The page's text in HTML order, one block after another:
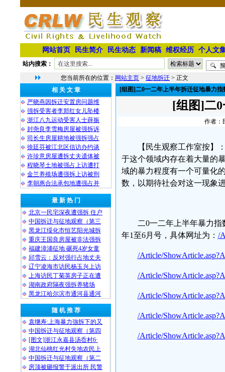
网站首页 民生简介 民生动态 新闻稿 维权经历 个人文
站内搜索：
您当前所在的位置： 网站主页 > 征地拆迁 > 正文
相 关 文 章
严晓燕因拆迁安置房问题维
强拆受害者李郑红女儿坠楼
浙江八九运动受害人士薛振
封尧良李雪梅房屋被强拆诉
司长生房屋耕地被强拆强占
徐廷芬被江北区信访办约谈
许珍意房屋遭拆丈夫遗体被
程晓琴土地被强占上访遭打
金兰养殖场遭强拆上访被刑
李朝惠合法承包地遭强占并
最 新 热 门
北京一民宅深夜遭强拆 住户
中国拆迁与征地观察（第三
黑龙江绥化市恒艺阳光城拆
重庆王国良房屋被非法强拆
福建漳浦征地 碾死4岁女童
邱雪云：反对强行占地丈夫
辽宁凌海市访民杨玉兴上访
上海访民丁菊英房子正在遭
湖南政府隔夜强拆养猪场
黑龙江哈尔滨市通河县通河
随 机 推 荐
袁继寿:上海暴力強拆下的又
中国拆迁与征地观察（第四
[图文]浙江永嘉县汤岙村6·
湖北仙桃红光村失地农民上
中国拆迁与征地观察（第二
房顶被砸报警于派出所 民警
[组图]二0一二年上半年拆迁征地暴力指
[组图]二
作者：
【民生观察工作室按】
于这个领域内存在着大量的
域的暴力程度有一个可量化
数，以期待社会对这一现象
二0一二年上半年暴力
年1至6月号，具体网址为： /
/Article/
/Article/
/Article/
/Article/
/Article/